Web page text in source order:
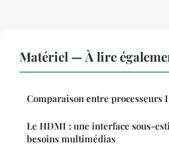
Matériel — À lire
Comparaison entre processeurs
Le HDMI : une interface sous-
besoins multimédias